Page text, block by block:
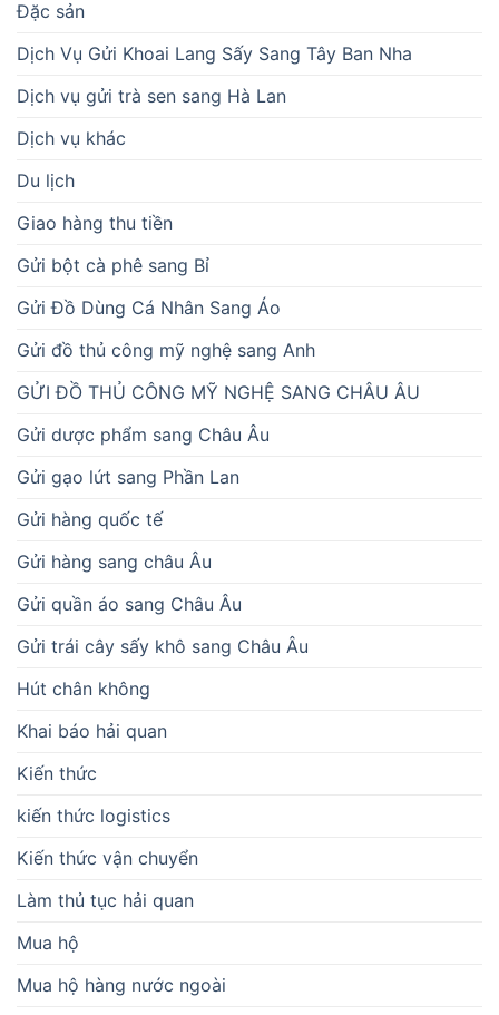
Đặc sản
Dịch Vụ Gửi Khoai Lang Sấy Sang Tây Ban Nha
Dịch vụ gửi trà sen sang Hà Lan
Dịch vụ khác
Du lịch
Giao hàng thu tiền
Gửi bột cà phê sang Bỉ
Gửi Đồ Dùng Cá Nhân Sang Áo
Gửi đồ thủ công mỹ nghệ sang Anh
GỬI ĐỒ THỦ CÔNG MỸ NGHỆ SANG CHÂU ÂU
Gửi dược phẩm sang Châu Âu
Gửi gạo lứt sang Phần Lan
Gửi hàng quốc tế
Gửi hàng sang châu Âu
Gửi quần áo sang Châu Âu
Gửi trái cây sấy khô sang Châu Âu
Hút chân không
Khai báo hải quan
Kiến thức
kiến thức logistics
Kiến thức vận chuyển
Làm thủ tục hải quan
Mua hộ
Mua hộ hàng nước ngoài